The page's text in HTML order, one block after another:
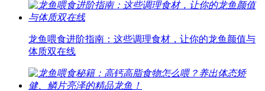
龙鱼喂食进阶指南：这些调理食材，让你的龙鱼颜值与
体质双在线